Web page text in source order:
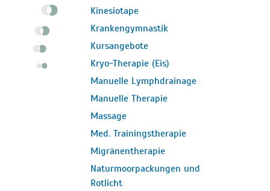
Kinesiotape
Krankengymnastik
Kursangebote
Kryo-Therapie (Eis)
Manuelle Lymphdrainage
Manuelle Therapie
Massage
Med. Trainingstherapie
Migränentherapie
Naturmoorpackungen und
Rotlicht